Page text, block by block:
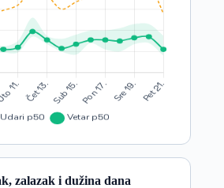
zalazak i dužina dana